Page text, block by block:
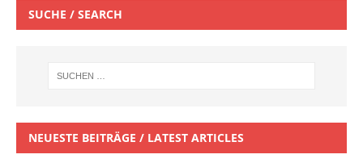
SUCHE / SEARCH
NEUESTE BEITRÄGE / LATEST ARTICLES